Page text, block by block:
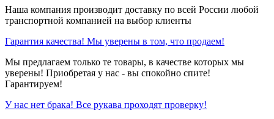
Наша компания производит доставку по всей России любой
транспортной компанией на выбор клиенты
Гарантия качества! Мы уверены в том, что продаем!
Мы предлагаем только те товары, в качестве которых мы
уверены! Приобретая у нас - вы спокойно спите!
Гарантируем!
У нас нет брака! Все рукава проходят проверку!